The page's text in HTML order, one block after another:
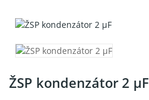
ŽSP kondenzátor 2 µF